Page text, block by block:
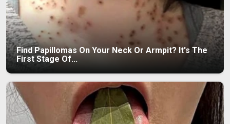
Find Papillomas On Your Neck Or Armpit? It's The
First Stage Of...